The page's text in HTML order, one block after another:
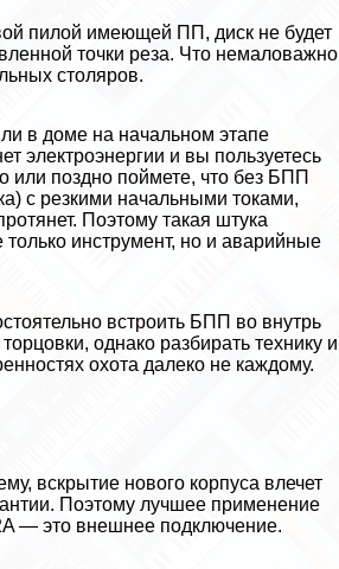
пилой имеющей ПП, диск не будет
точки реза. Что немаловажно
столяров.
в доме на начальном этапе
электроэнергии и вы пользуетесь
или поздно поймете, что без БПП
с резкими начальными токами,
Поэтому такая штука
только инструмент, но и аварийные
встроить БПП во внутрь
однако разбирать технику и
охота далеко не каждому.
вскрытие нового корпуса влечет
Поэтому лучшее применение
— это внешнее подключение.